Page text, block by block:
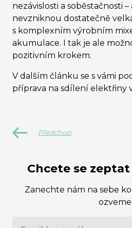
nezávislosti a soběstačnosti
nevzniknou dostatečně
s komplexním výrobním
akumulace. I tak je ale
pozitivním krokem.
V dalším článku se s vámi
příprava na sdílení elektřiny
Předchozí
Chcete se
Zanechte nám na sebe
ozveme